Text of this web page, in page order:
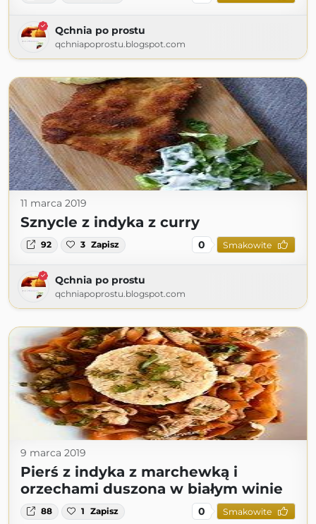
Qchnia po prostu
qchniapoprostu.blogspot.com
11 marca 2019
Sznycle z indyka z curry
92 3 Zapisz 0 Smakowite
Qchnia po prostu
qchniapoprostu.blogspot.com
9 marca 2019
Pierś z indyka z marchewką i
orzechami duszona w białym winie
88 1 Zapisz 0 Smakowite